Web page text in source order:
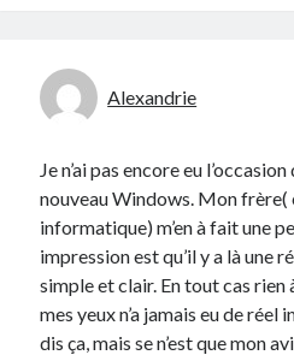
Alexandrie
Je n’ai pas encore eu
nouveau Windows. Mon frère(
informatique) m’en à fait une
impression est qu’il y a là une
simple et clair. En tout cas rien
mes yeux n’a jamais eu de réel
dis ça, mais se n’est que mon